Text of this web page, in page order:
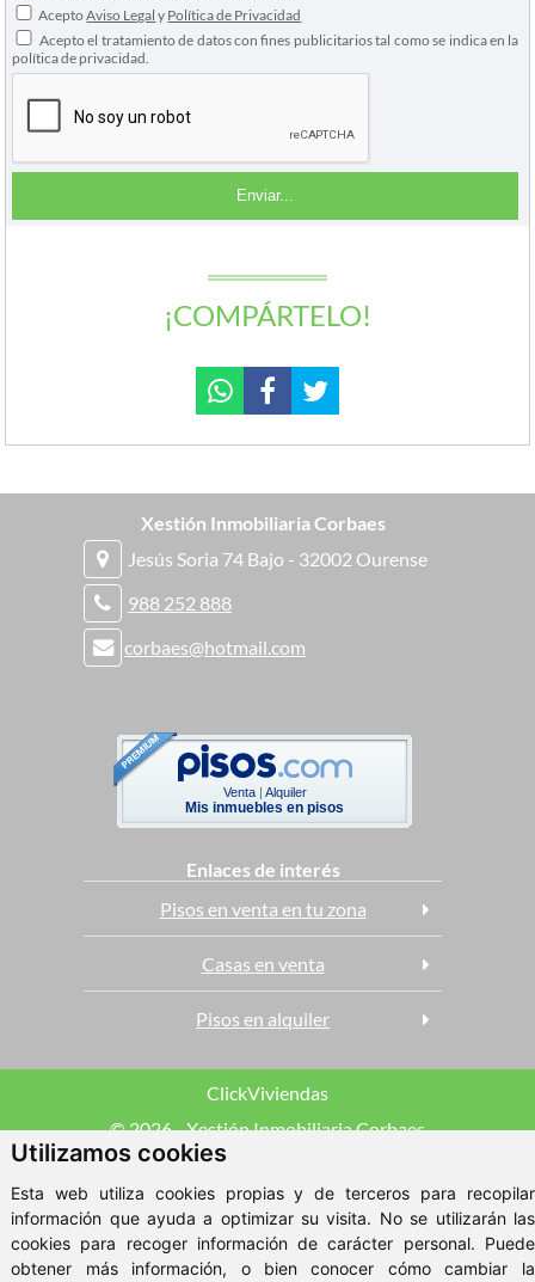
Utilizamos cookies
Esta web utiliza cookies propias y de terceros para recopilar
información que ayuda a optimizar su visita. No se utilizarán las
cookies para recoger información de carácter personal. Puede
obtener más información, o bien conocer cómo cambiar la
¡COMPÁRTELO!
AceptoAviso Legal y Política de Privacidad
Acepto el tratamiento de datos con fines publicitarios tal como se indica en la
política de privacidad.
Xestión Inmobiliaria Corbaes
Jesús Soria 74 Bajo - 32002 Ourense
988 252 888
corbaes@hotmail.com
Venta| Alquiler
Mis inmuebles en pisos
Enlaces de interés
Pisos en venta en tu zona
Casas en venta
Pisos en alquiler
ClickViviendas
© 2026 - Xestión Inmobiliaria Corbaes
Aviso Legal